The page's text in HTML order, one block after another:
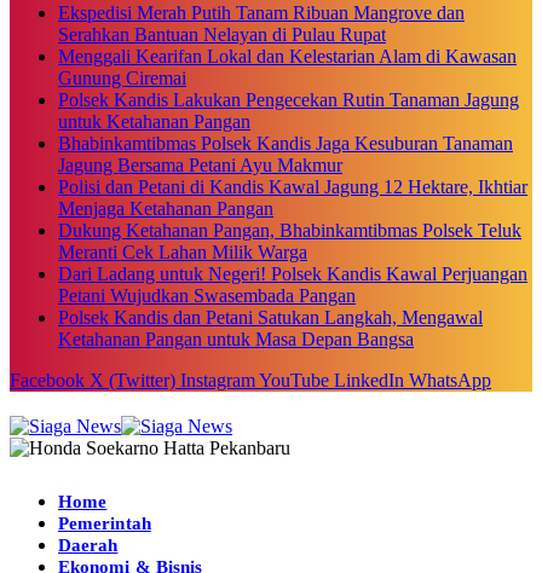
Ekspedisi Merah Putih Tanam Ribuan Mangrove dan
Serahkan Bantuan Nelayan di Pulau Rupat
Menggali Kearifan Lokal dan Kelestarian Alam di Kawasan
Gunung Ciremai
Polsek Kandis Lakukan Pengecekan Rutin Tanaman Jagung
untuk Ketahanan Pangan
Bhabinkamtibmas Polsek Kandis Jaga Kesuburan Tanaman
Jagung Bersama Petani Ayu Makmur
Polisi dan Petani di Kandis Kawal Jagung 12 Hektare, Ikhtiar
Menjaga Ketahanan Pangan
Dukung Ketahanan Pangan, Bhabinkamtibmas Polsek Teluk
Meranti Cek Lahan Milik Warga
Dari Ladang untuk Negeri! Polsek Kandis Kawal Perjuangan
Petani Wujudkan Swasembada Pangan
Polsek Kandis dan Petani Satukan Langkah, Mengawal
Ketahanan Pangan untuk Masa Depan Bangsa
Facebook X (Twitter) InstagramYouTube LinkedIn WhatsApp
Home
Pemerintah
Daerah
Ekonomi & Bisnis